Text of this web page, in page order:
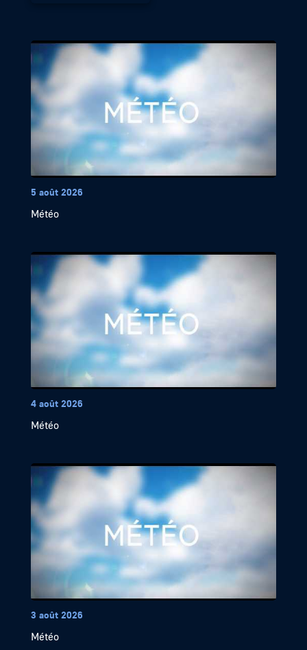
5 août 2026
Météo
4 août 2026
Météo
3 août 2026
Météo